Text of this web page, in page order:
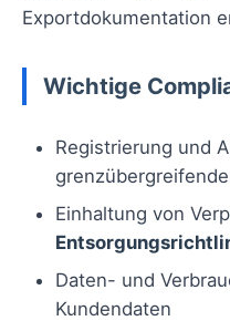
Exportdokumentation
Wichtige
Registrierung und
Einhaltung von
Daten- und
Kundendaten